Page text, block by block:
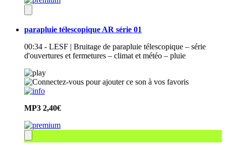
parapluie télescopique AR série 01
00:34 - LESF | Bruitage de parapluie télescopique – série
d'ouvertures et fermetures – climat et météo – pluie
MP3 2,40€